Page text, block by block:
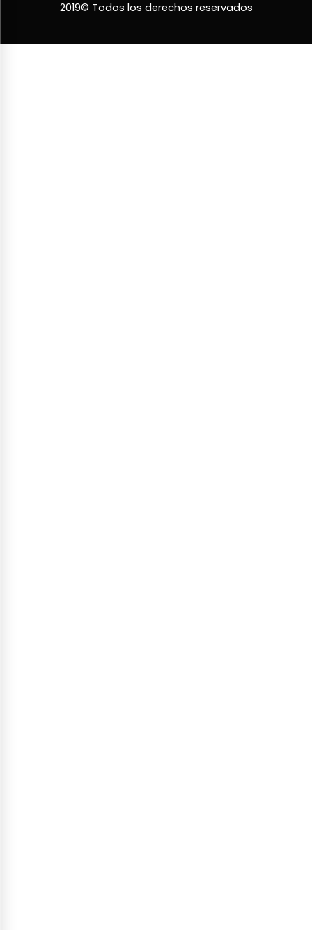
2019© Todos los derechos reservados